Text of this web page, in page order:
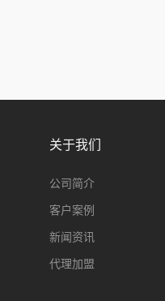
关于我们
公司简介
客户案例
新闻资讯
代理加盟